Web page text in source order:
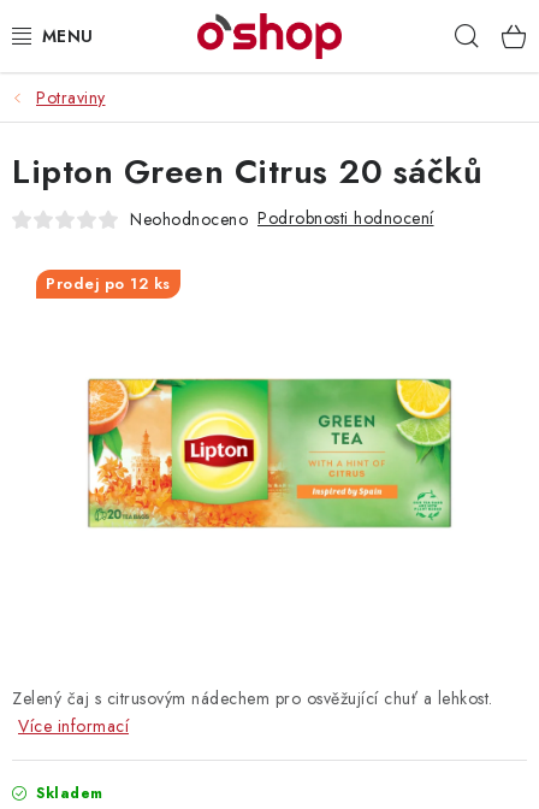
na
OSOBNÍ PÉČE
POTRAVINY
HRAČKY 🧸
DROGERIE
ZNAČKY
Doprava a platba
Obchodní podmínky
Podmínky ochrany osobních údajů
Servis a reklamace
Potraviny
Zelený čaj s citrusovým nádechem pro osvěžující chuť a lehkost.
Více informací
Skladem
Lipton Green Citrus 20 sáčků
Neohodnoceno Podrobnosti hodnocení
Prodej po 12 ks